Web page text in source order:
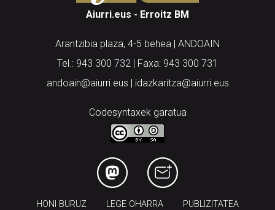
Aiurri.eus - Erroitz BM
Arantzibia plaza, 4-5 behea | ANDOAIN
Tel.: 943 300 732 | Faxa: 943 300 731
andoain@aiurri.eus | idazkaritza@aiurri.eus
Codesyntaxek garatua
HONI BURUZ LEGE OHARRA PUBLIZITATEA